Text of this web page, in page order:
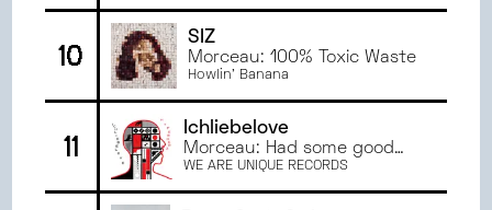
10
SIZ
Morceau: 100% Toxic Waste
Howlin' Banana
11
Ichliebelove
Morceau: Had some good
times
WE ARE UNIQUE RECORDS